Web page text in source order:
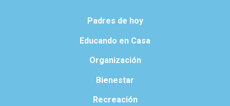
Padres de hoy
Educando en Casa
Organización
Bienestar
Recreación